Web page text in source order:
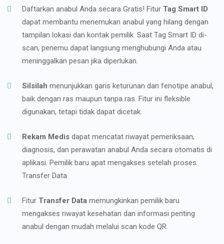
Daftarkan anabul Anda secara Gratis! Fitur Tag Smart ID
dapat membantu menemukan anabul yang hilang dengan
tampilan lokasi dan kontak pemilik. Saat Tag Smart ID di-
scan, penemu dapat langsung menghubungi Anda atau
meninggalkan pesan jika diperlukan.
Silsilah menunjukkan garis keturunan dan fenotipe anabul,
baik dengan ras maupun tanpa ras. Fitur ini fleksible
digunakan, tetapi tidak dapat dicetak.
Rekam Medis dapat mencatat riwayat pemeriksaan,
diagnosis, dan perawatan anabul Anda secara otomatis di
aplikasi. Pemilik baru apat mengakses setelah proses
Transfer Data
Fitur Transfer Data memungkinkan pemilik baru
mengakses riwayat kesehatan dan informasi penting
anabul dengan mudah melalui scan kode QR.